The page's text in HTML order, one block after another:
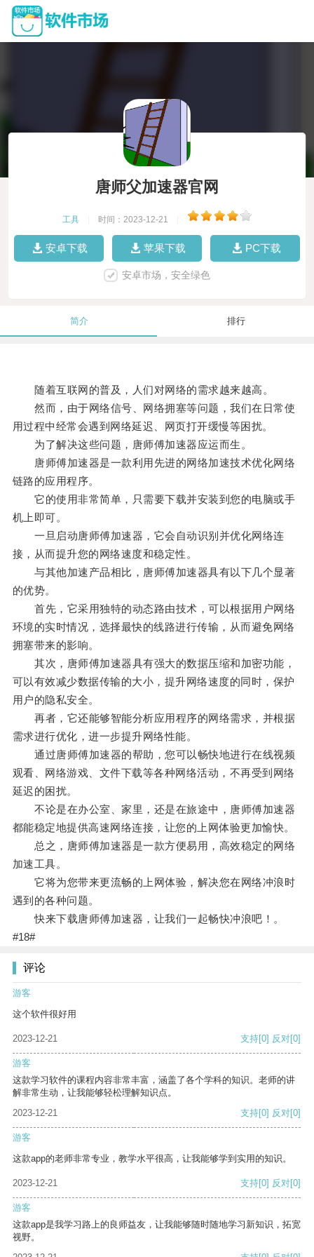
唐师父加速器官网
工具 时间：2023-12-21
安卓下载 苹果下载 PC下载
安卓市场，安全绿色
简介 排行
随着互联网的普及，人们对网络的需求越来越高。
然而，由于网络信号、网络拥塞等问题，我们在日常使
用过程中经常会遇到网络延迟、网页打开缓慢等困扰。
为了解决这些问题，唐师傅加速器应运而生。
唐师傅加速器是一款利用先进的网络加速技术优化网络
链路的应用程序。
它的使用非常简单，只需要下载并安装到您的电脑或手
机上即可。
一旦启动唐师傅加速器，它会自动识别并优化网络连
接，从而提升您的网络速度和稳定性。
与其他加速产品相比，唐师傅加速器具有以下几个显著
的优势。
首先，它采用独特的动态路由技术，可以根据用户网络
环境的实时情况，选择最快的线路进行传输，从而避免网络
拥塞带来的影响。
其次，唐师傅加速器具有强大的数据压缩和加密功能，
可以有效减少数据传输的大小，提升网络速度的同时，保护
用户的隐私安全。
再者，它还能够智能分析应用程序的网络需求，并根据
需求进行优化，进一步提升网络性能。
通过唐师傅加速器的帮助，您可以畅快地进行在线视频
观看、网络游戏、文件下载等各种网络活动，不再受到网络
延迟的困扰。
不论是在办公室、家里，还是在旅途中，唐师傅加速器
都能稳定地提供高速网络连接，让您的上网体验更加愉快。
总之，唐师傅加速器是一款方便易用，高效稳定的网络
加速工具。
它将为您带来更流畅的上网体验，解决您在网络冲浪时
遇到的各种问题。
快来下载唐师傅加速器，让我们一起畅快冲浪吧！。
#18#
评论
游客
这个软件很好用
2023-12-21 支持[0] 反对[0]
游客
这款学习软件的课程内容非常丰富，涵盖了各个学科的知识。老师的讲
解非常生动，让我能够轻松理解知识点。
2023-12-21
支持[0] 反对[0]
游客
这款app的老师非常专业，教学水平很高，让我能够学到实用的知识。
2023-12-21 支持[0] 反对[0]
游客
这款app是我学习路上的良师益友，让我能够随时随地学习新知识，拓宽
视野。